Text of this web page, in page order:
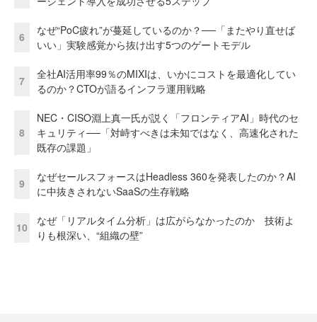
6
なぜ“PoC疲れ”が蔓延しているのか？──「またやり直せば
いい」実験感覚から抜け出す5つのゲートモデル
7
全社AI活用率99％のMIXIは、いかにコストを最適化してい
るのか？CTOが語るインフラ運用戦略
8
NEC・CISO淵上真一氏が説く「フロンティアAI」時代のセ
キュリティ──「対峙すべきは未知ではなく、高速化された
既存の課題」
9
なぜセールスフォースはHeadless 360を発表したのか？AI
に中抜きされないSaaSの生存戦略
10
なぜ「リアルタイム分析」は広がらなかったのか 技術よ
りも根深い、“組織の壁”